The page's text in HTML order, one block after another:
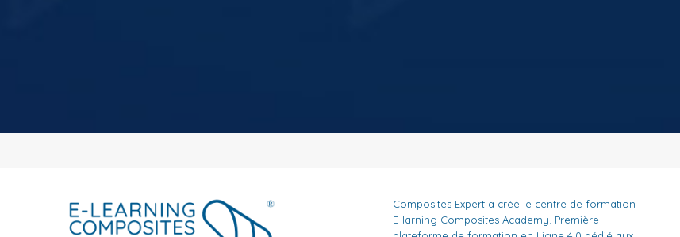
Composites Expert a créé le centre de formation
E-larning Composites Academy. Première